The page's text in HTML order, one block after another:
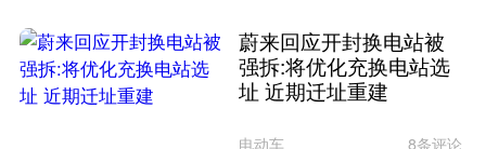
蔚来回应开封换电站被
强拆:将优化充换电站选
址 近期迁址重建
电动车 8条评论